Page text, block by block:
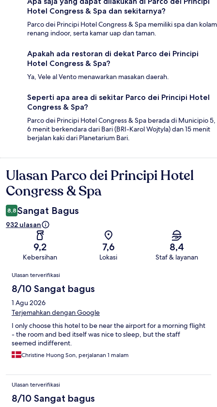
Hotel Congress & Spa dan sekitarnya?
Parco dei Principi Hotel Congress & Spa memiliki spa dan kolam
renang indoor, serta kamar uap dan taman.
Apakah ada restoran di dekat Parco dei Principi
Hotel Congress & Spa?
Ya, Vele al Vento menawarkan masakan daerah.
Seperti apa area di sekitar Parco dei Principi Hotel
Congress & Spa?
Parco dei Principi Hotel Congress & Spa berada di Municipio 5,
6 menit berkendara dari Bari (BRI-Karol Wojtyla) dan 15 menit
berjalan kaki dari Planetarium Bari.
Ulasan
Ulasan Parco dei Principi Hotel
Congress & Spa
8,8 Sangat Bagus
932 ulasan
9,2
Kebersihan
7,6
Lokasi
8,4
Staf & layanan
Ulasan
Ulasan terverifikasi
8/10 Sangat bagus
1 Agu 2026
Terjemahkan dengan Google
I only choose this hotel to be near the airport for a morning flight
- the room and bed itself was nice to sleep, but the staff
seemed indifferent.
Christine Huong Son, perjalanan 1 malam
Ulasan terverifikasi
8/10 Sangat bagus